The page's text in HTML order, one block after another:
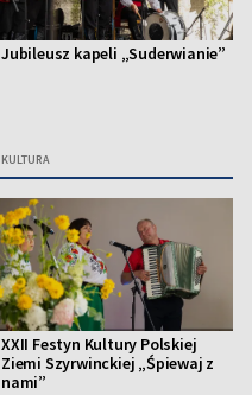
Jubileusz kapeli „Suderwianie”
KULTURA
XXII Festyn Kultury Polskiej
Ziemi Szyrwinckiej „Śpiewaj z
nami”